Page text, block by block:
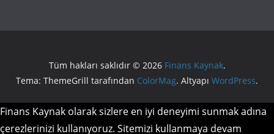
Tüm hakları saklıdır © 2026 Finans Kaynak.
Tema: ThemeGrill tarafından ColorMag. Altyapı WordPress.
Finans Kaynak olarak sizlere en iyi deneyimi sunmak adına
çerezlerinizi kullanıyoruz. Sitemizi kullanmaya devam